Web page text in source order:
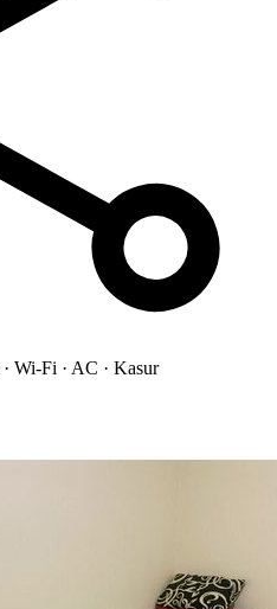
· Wi-Fi · AC · Kasur